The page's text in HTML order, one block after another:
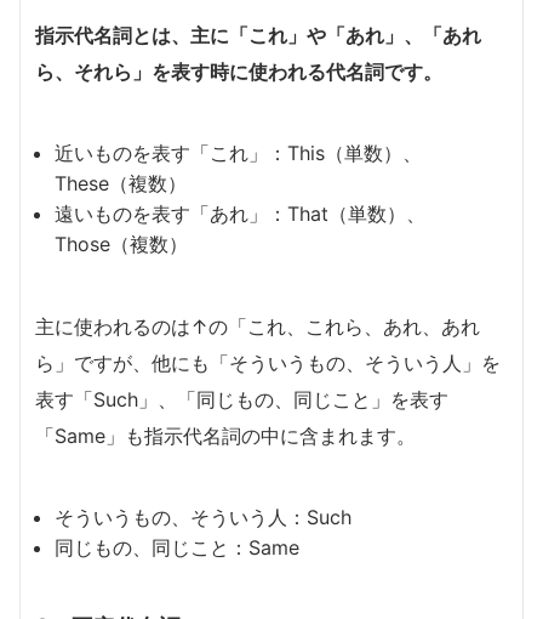
指示代名詞とは、主に「これ」や「あれ」、「あれ
ら、それら」を表す時に使われる代名詞です。
近いものを表す「これ」：This（単数）、
These（複数）
遠いものを表す「あれ」：That（単数）、
Those（複数）
主に使われるのは↑の「これ、これら、あれ、あれ
ら」ですが、他にも「そういうもの、そういう人」を
表す「Such」、「同じもの、同じこと」を表す
「Same」も指示代名詞の中に含まれます。
そういうもの、そういう人：Such
同じもの、同じこと：Same